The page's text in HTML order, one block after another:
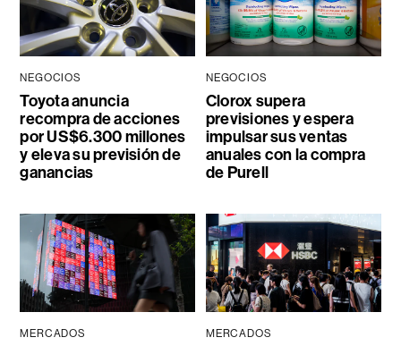
NEGOCIOS
Toyota anuncia
recompra de acciones
por US$6.300 millones
y eleva su previsión de
ganancias
NEGOCIOS
Clorox supera
previsiones y espera
impulsar sus ventas
anuales con la compra
de Purell
MERCADOS MERCADOS